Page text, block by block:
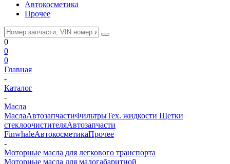
Автокосметика
Прочее
0
0
0
Главная
-
Каталог
-
Масла
МаслаАвтозапчастиФильтрыТех. жидкости Щетки
стеклоочистителяАвтозапчасти
FinwhaleАвтокосметикаПрочее
-
Моторные масла для легкового транспорта
Моторные масла для малогабаритной